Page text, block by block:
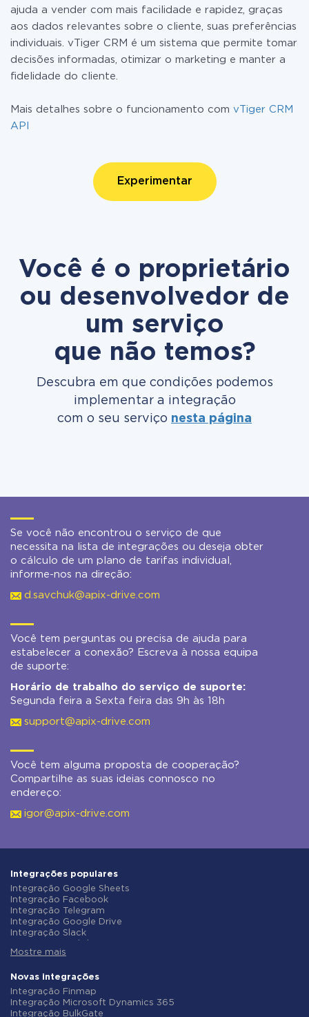
ajuda a vender com mais facilidade e rapidez, graças
aos dados relevantes sobre o cliente, suas preferências
individuais. vTiger CRM é um sistema que permite tomar
decisões informadas, otimizar o marketing e manter a
fidelidade do cliente.
Mais detalhes sobre o funcionamento com vTiger CRM
API
Experimentar
Você é o proprietário
ou desenvolvedor de
um serviço
que não temos?
Descubra em que condições podemos
implementar a integração
com o seu serviço nesta página
Se você não encontrou o serviço de que
necessita na lista de integrações ou deseja obter
o cálculo de um plano de tarifas individual,
informe-nos na direção:
d.savchuk@apix-drive.com
Você tem perguntas ou precisa de ajuda para
estabelecer a conexão? Escreva à nossa equipa
de suporte:
Horário de trabalho do serviço de suporte:
Segunda feira a Sexta feira das 9h às 18h
support@apix-drive.com
Você tem alguma proposta de cooperação?
Compartilhe as suas ideias connosco no
endereço:
igor@apix-drive.com
Integrações populares
Integração Google Sheets
Integração Facebook
Integração Telegram
Integração Google Drive
Integração Slack
Integração Gmail
Integração ClickUp
Integração Airtable
Integração Google Contacts
Integração OpenAI (ChatGPT)
Mostre mais
Novas integrações
Integração Finmap
Integração Microsoft Dynamics 365
Integração BulkGate